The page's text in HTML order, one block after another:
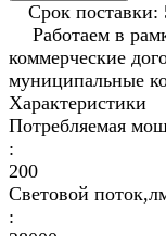
Срок поставки:
Работаем в
коммерческие
муниципальные
Характеристики
Потребляемая
:
200
Световой
: